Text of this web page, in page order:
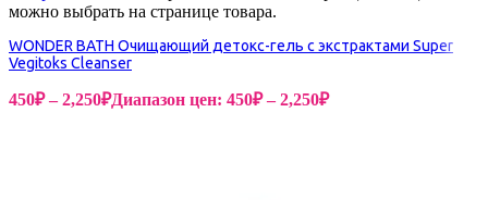
можно выбрать на странице товара.
WONDER BATH Очищающий детокс-гель с экстрактами Super
Vegitoks Cleanser
450₽ – 2,250₽Диапазон цен: 450₽ – 2,250₽